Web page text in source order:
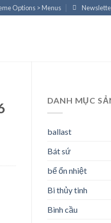
Options > Menus
DANH MỤC
ballast
Bát sứ
bể ổn nhiệt
Bi thủy tinh
Bình cầu